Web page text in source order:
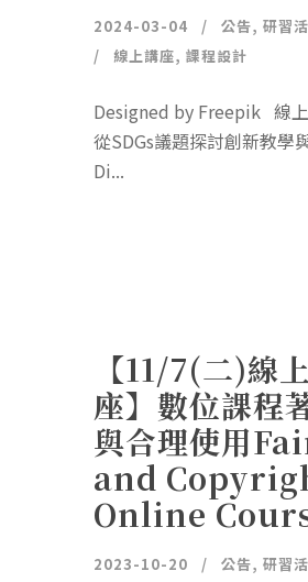
2024-03-04 公告, 研習
線上講座, 課程設計
Designed by Freepik 線
從SDGs議題探討創新教學
Di...
【11/7(二)線
座】數位課程
與合理使用
and
Online
2023-10-20 公告, 研習